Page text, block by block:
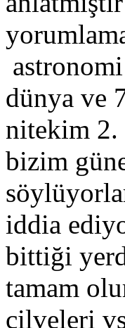
dünya ve
nitekim 2.
bizim
iddia
bittiği
tamam
cilveleri